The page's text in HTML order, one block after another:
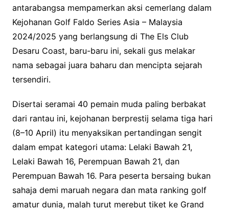
antarabangsa mempamerkan aksi cemerlang dalam
Kejohanan Golf Faldo Series Asia – Malaysia
2024/2025 yang berlangsung di The Els Club
Desaru Coast, baru-baru ini, sekali gus melakar
nama sebagai juara baharu dan mencipta sejarah
tersendiri.
Disertai seramai 40 pemain muda paling berbakat
dari rantau ini, kejohanan berprestij selama tiga hari
(8–10 April) itu menyaksikan pertandingan sengit
dalam empat kategori utama: Lelaki Bawah 21,
Lelaki Bawah 16, Perempuan Bawah 21, dan
Perempuan Bawah 16. Para peserta bersaing bukan
sahaja demi maruah negara dan mata ranking golf
amatur dunia, malah turut merebut tiket ke Grand